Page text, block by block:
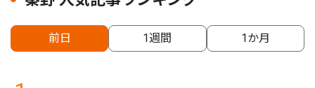
前日 1週間 1か月